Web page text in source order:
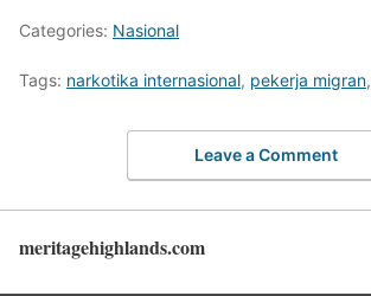
Categories: Nasional
Tags: narkotika internasional, pekerja migran,
Leave a Comment
meritagehighlands.com